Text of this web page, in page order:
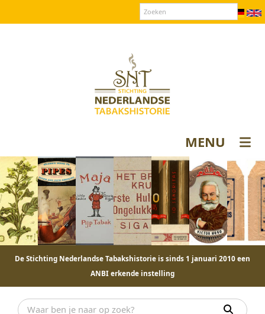
MENU
De Stichting Nederlandse Tabakshistorie is sinds 1 januari 2010 een
ANBI erkende instelling